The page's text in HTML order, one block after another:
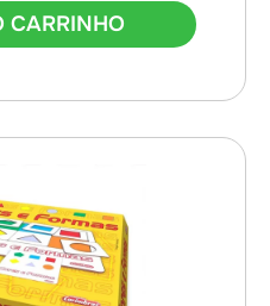
CARRINHO